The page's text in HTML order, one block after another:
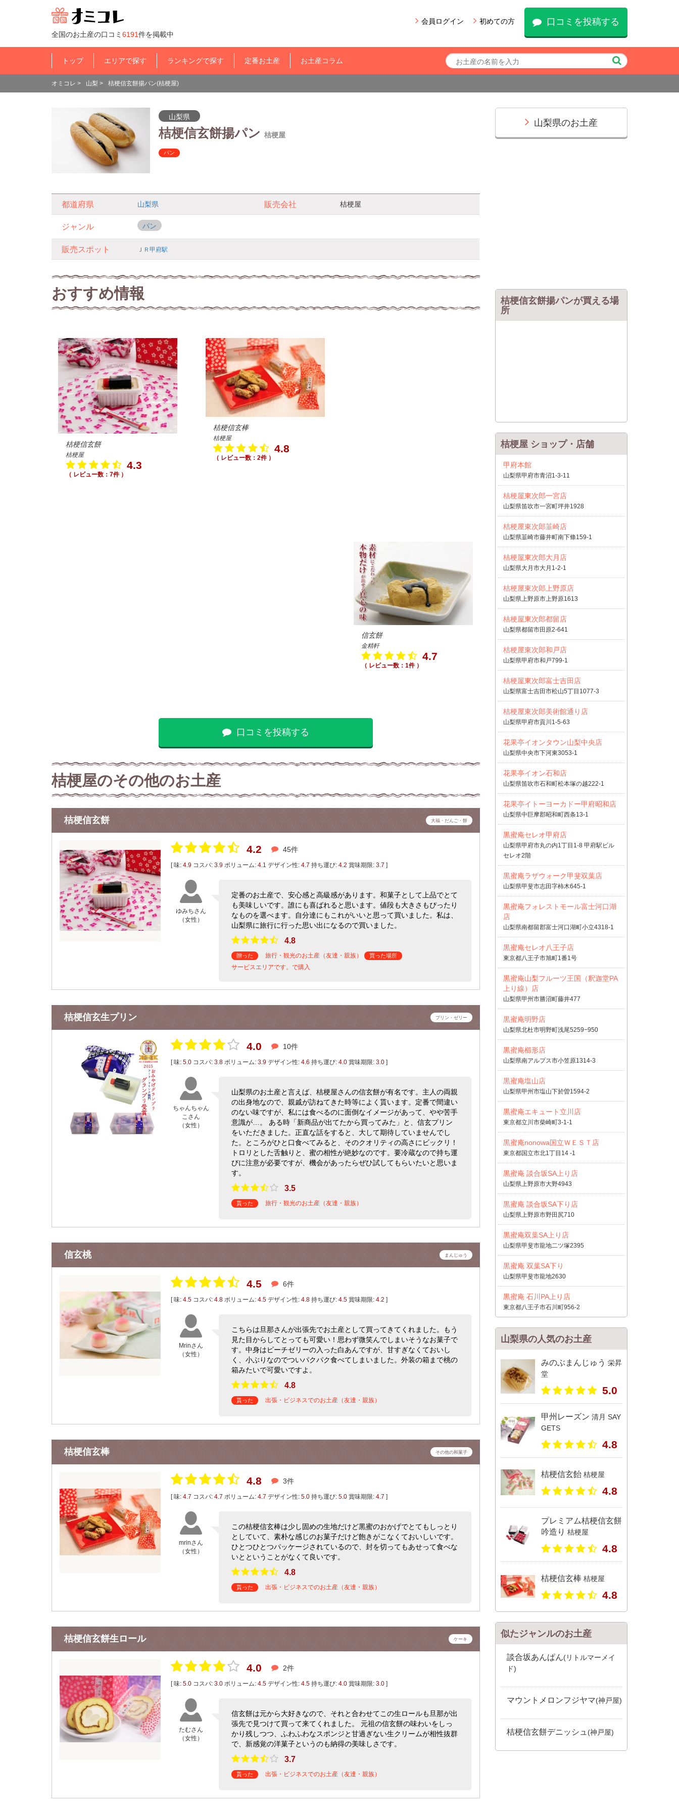
全国のお土産の口コミ 6191件を掲載中
会員ログイン 初めての方 口コミを投稿する
トップ エリアで探す ランキングで探す 定番お土産 お土産コラム
オミコレ > 山梨 > 桔梗信玄餅揚パン(桔梗屋)
山梨県
桔梗信玄餅揚パン 桔梗屋
パン
都道府県 山梨県 販売会社 桔梗屋
ジャンル パン
販売スポット ＪＲ甲府駅
おすすめ情報
桔梗信玄餅
桔梗屋
4.3
（ レビュー数：7件 ）
桔梗信玄棒
桔梗屋
4.8
（ レビュー数：2件 ）
信玄餅
金精軒
4.7
（ レビュー数：1件 ）
口コミを投稿する
桔梗屋のその他のお土産
桔梗信玄餅 大福・だんご・餅
4.2 45件
[ 味: 4.9 コスパ: 3.9 ボリューム: 4.1 デザイン性: 4.7 持ち運び: 4.2 賞味期限: 3.7 ]
ゆみちさん
（女性）
定番のお土産で、安心感と高級感があります。和菓子として上品でとて
も美味しいです。誰にも喜ばれると思います。値段も大きさもぴったり
なものを選べます。自分達にもこれがいいと思って買いました。私は、
山梨県に旅行に行った思い出になるので買いました。
4.8
贈った 旅行・観光のお土産（友達・親族） 買った場所
サービスエリアです。で購入
桔梗信玄生プリン プリン・ゼリー
4.0 10件
[ 味: 5.0 コスパ: 3.8 ボリューム: 3.9 デザイン性: 4.6 持ち運び: 4.0 賞味期限: 3.0 ]
ちゃんちゃん
こさん
（女性）
山梨県のお土産と言えば、桔梗屋さんの信玄餅が有名です。主人の両親
の出身地なので、親戚が訪ねてきた時等によく貰います。定番で間違い
のない味ですが、私には食べるのに面倒なイメージがあって、やや苦手
意識が…。 ある時「新商品が出てたから買ってみた」と、信玄プリン
をいただきました。正直な話をすると、大して期待していませんでし
た。ところがひと口食べてみると、そのクオリティの高さにビックリ！
トロリとした舌触りと、蜜の相性が絶妙なのです。要冷蔵なので持ち運
びに注意が必要ですが、機会があったらぜひ試してもらいたいと思いま
す。
3.5
貰った 旅行・観光のお土産（友達・親族）
信玄桃 まんじゅう
4.5 6件
[ 味: 4.5 コスパ: 4.8 ボリューム: 4.5 デザイン性: 4.8 持ち運び: 4.5 賞味期限: 4.2 ]
Mrinさん
（女性）
こちらは旦那さんが出張先でお土産として買ってきてくれました。もう
見た目からしてとっても可愛い！思わず微笑んでしまいそうなお菓子で
す。中身はピーチゼリーの入った白あんですが、甘すぎなくておいし
く、小ぶりなのでついパクパク食べてしまいました。外装の箱まで桃の
箱みたいで可愛いですよ。
4.8
貰った 出張・ビジネスでのお土産（友達・親族）
桔梗信玄棒 その他の和菓子
4.8 3件
[ 味: 4.7 コスパ: 4.7 ボリューム: 4.7 デザイン性: 5.0 持ち運び: 5.0 賞味期限: 4.7 ]
mrinさん
（女性）
この桔梗信玄棒は少し固めの生地だけど黒蜜のおかげでとてもしっとり
としていて、素朴な感じのお菓子だけど飽きがこなくておいしいです。
ひとつひとつパッケージされているので、封を切ってもあせって食べな
いとということがなくて良いです。
4.8
貰った 出張・ビジネスでのお土産（友達・親族）
桔梗信玄餅生ロール ケーキ
4.0 2件
[ 味: 5.0 コスパ: 3.0 ボリューム: 4.5 デザイン性: 4.5 持ち運び: 4.0 賞味期限: 3.0 ]
たむさん
（女性）
信玄餅は元から大好きなので、それと合わせてこの生ロールも旦那が出
張先で見つけて買って来てくれました。 元祖の信玄餅の味わいをしっ
かり残しつつ、ふわふわなスポンジと甘過ぎない生クリームが相性抜群
で、新感覚の洋菓子というのも納得の美味しさです。
3.7
貰った 出張・ビジネスでのお土産（友達・親族）
山梨県のお土産
桔梗信玄餅揚パンが買える場
所
桔梗屋 ショップ・店舗
甲府本館
山梨県甲府市青沼1-3-11
桔梗屋東次郎一宮店
山梨県笛吹市一宮町坪井1928
桔梗屋東次郎韮崎店
山梨県韮崎市藤井町南下條159-1
桔梗屋東次郎大月店
山梨県大月市大月1-2-1
桔梗屋東次郎上野原店
山梨県上野原市上野原1613
桔梗屋東次郎都留店
山梨県都留市田原2-641
桔梗屋東次郎和戸店
山梨県甲府市和戸799-1
桔梗屋東次郎富士吉田店
山梨県富士吉田市松山5丁目1077-3
桔梗屋東次郎美術館通り店
山梨県甲府市貢川1-5-63
花果亭イオンタウン山梨中央店
山梨県中央市下河東3053-1
花果亭イオン石和店
山梨県笛吹市石和町松本塚の越222-1
花果亭イトーヨーカドー甲府昭和店
山梨県中巨摩郡昭和町西条13-1
黒蜜庵セレオ甲府店
山梨県甲府市丸の内1丁目1-8 甲府駅ビル
セレオ2階
黒蜜庵ラザウォーク甲斐双葉店
山梨県甲斐市志田字柿木645-1
黒蜜庵フォレストモール富士河口湖
店
山梨県南都留郡富士河口湖町小立4318-1
黒蜜庵セレオ八王子店
東京都八王子市旭町1番1号
黒蜜庵山梨フルーツ王国（釈迦堂PA
上り線）店
山梨県甲州市勝沼町藤井477
黒蜜庵明野店
山梨県北杜市明野町浅尾5259−950
黒蜜庵櫛形店
山梨県南アルプス市小笠原1314-3
黒蜜庵塩山店
山梨県甲州市塩山下於曽1594-2
黒蜜庵エキュート立川店
東京都立川市柴崎町3-1-1
黒蜜庵nonowa国立ＷＥＳＴ店
東京都国立市北1丁目14 -1
黒蜜庵 談合坂SA上り店
山梨県上野原市大野4943
黒蜜庵 談合坂SA下り店
山梨県上野原市野田尻710
黒蜜庵双葉SA上り店
山梨県甲斐市龍地二ツ塚2395
黒蜜庵 双葉SA下り
山梨県甲斐市龍地2630
黒蜜庵 石川PA上り店
東京都八王子市石川町956-2
山梨県の人気のお土産
みのぶまんじゅう 栄昇
堂
5.0
甲州レーズン 清月 SAY
GETS
4.8
桔梗信玄飴桔梗屋
4.8
プレミアム桔梗信玄餅
吟造り 桔梗屋
4.8
桔梗信玄棒 桔梗屋
4.8
似たジャンルのお土産
談合坂あんぱん(リトルマーメイ
ド)
マウントメロンフジヤマ(神戸屋)
桔梗信玄餅デニッシュ (神戸屋)